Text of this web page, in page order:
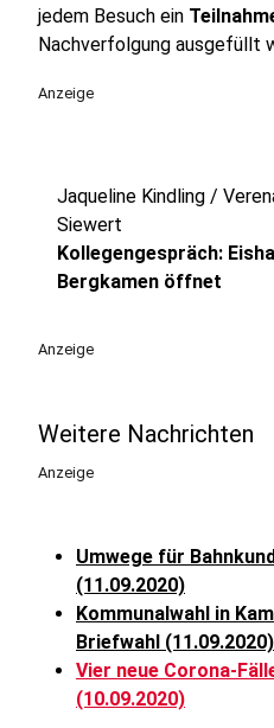
jedem Besuch ein
Nachverfolgung ausgefüllt
Anzeige
Jaqueline Kindling /
Siewert
Kollegengespräch:
Bergkamen öffnet
Anzeige
Weitere Nachrichten
Anzeige
Umwege für
(11.09.2020)
Kommunalwahl in
Briefwahl (11.09.2020)
Vier neue Corona-
(10.09.2020)